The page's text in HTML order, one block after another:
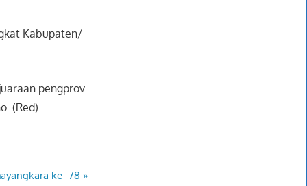
Kabupaten/
pengprov
(Red)
ke -78